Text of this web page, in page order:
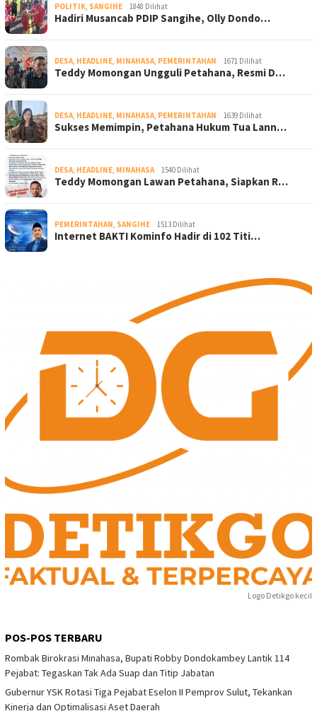
POLITIK SANGIHE 1848 Dilihat
Hadiri Musancab PDIP Sangihe, Olly Dondo…
DESA HEADLINE MINAHASA PEMERINTAHAN 1671 Dilihat
Teddy Momongan Ungguli Petahana, Resmi D…
DESA HEADLINE MINAHASA PEMERINTAHAN 1639 Dilihat
Sukses Memimpin, Petahana Hukum Tua Lann…
DESA HEADLINE MINAHASA 1540 Dilihat
Teddy Momongan Lawan Petahana, Siapkan R…
PEMERINTAHAN SANGIHE 1513 Dilihat
Internet BAKTI Kominfo Hadir di 102 Titi…
Logo Detikgo kecil
POS-POS TERBARU
Rombak Birokrasi Minahasa, Bupati Robby Dondokambey Lantik 114
Pejabat: Tegaskan Tak Ada Suap dan Titip Jabatan
Gubernur YSK Rotasi Tiga Pejabat Eselon II Pemprov Sulut, Tekankan
Kinerja dan Optimalisasi Aset Daerah